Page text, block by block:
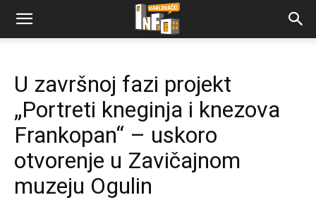
U završnoj fazi projekt
„Portreti kneginja i knezova
Frankopan“ – uskoro
otvorenje u Zavičajnom
muzeju Ogulin